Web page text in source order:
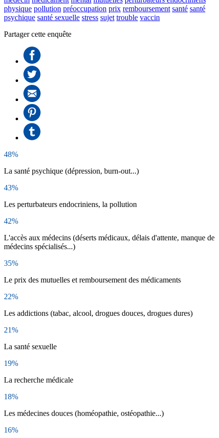
physique pollution préoccupation prix remboursement santé santé
psychique santé sexuelle stress sujet trouble vaccin
Partager cette enquête
48%
La santé psychique (dépression, burn-out...)
43%
Les perturbateurs endocriniens, la pollution
42%
L'accès aux médecins (déserts médicaux, délais d'attente, manque de
médecins spécialisés...)
35%
Le prix des mutuelles et remboursement des médicaments
22%
Les addictions (tabac, alcool, drogues douces, drogues dures)
21%
La santé sexuelle
19%
La recherche médicale
18%
Les médecines douces (homéopathie, ostéopathie...)
16%